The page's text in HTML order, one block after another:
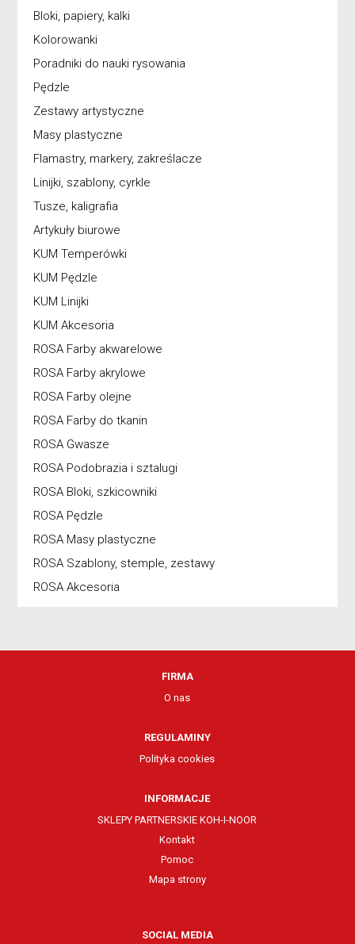
Bloki, papiery, kalki
Kolorowanki
Poradniki do nauki rysowania
Pędzle
Zestawy artystyczne
Masy plastyczne
Flamastry, markery, zakreślacze
Linijki, szablony, cyrkle
Tusze, kaligrafia
Artykuły biurowe
KUM Temperówki
KUM Pędzle
KUM Linijki
KUM Akcesoria
ROSA Farby akwarelowe
ROSA Farby akrylowe
ROSA Farby olejne
ROSA Farby do tkanin
ROSA Gwasze
ROSA Podobrazia i sztalugi
ROSA Bloki, szkicowniki
ROSA Pędzle
ROSA Masy plastyczne
ROSA Szablony, stemple, zestawy
ROSA Akcesoria
FIRMA
O nas
REGULAMINY
Polityka cookies
INFORMACJE
SKLEPY PARTNERSKIE KOH-I-NOOR
Kontakt
Pomoc
Mapa strony
SOCIAL MEDIA